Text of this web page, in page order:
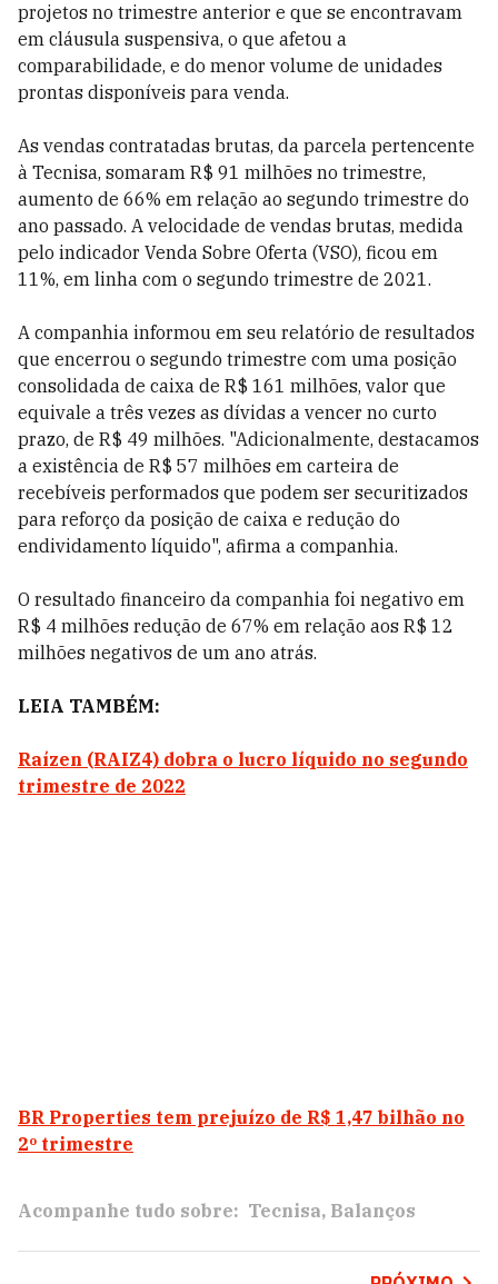
projetos no trimestre anterior e que se encontravam
em cláusula suspensiva, o que afetou a
comparabilidade, e do menor volume de unidades
prontas disponíveis para venda.
As vendas contratadas brutas, da parcela pertencente
à Tecnisa, somaram R$ 91 milhões no trimestre,
aumento de 66% em relação ao segundo trimestre do
ano passado. A velocidade de vendas brutas, medida
pelo indicador Venda Sobre Oferta (VSO), ficou em
11%, em linha com o segundo trimestre de 2021.
A companhia informou em seu relatório de resultados
que encerrou o segundo trimestre com uma posição
consolidada de caixa de R$ 161 milhões, valor que
equivale a três vezes as dívidas a vencer no curto
prazo, de R$ 49 milhões. "Adicionalmente, destacamos
a existência de R$ 57 milhões em carteira de
recebíveis performados que podem ser securitizados
para reforço da posição de caixa e redução do
endividamento líquido", afirma a companhia.
O resultado financeiro da companhia foi negativo em
R$ 4 milhões redução de 67% em relação aos R$ 12
milhões negativos de um ano atrás.
LEIA TAMBÉM:
Raízen (RAIZ4) dobra o lucro líquido no segundo
trimestre de 2022
BR Properties tem prejuízo de R$ 1,47 bilhão no
2º trimestre
Acompanhe tudo sobre: Tecnisa Balanços